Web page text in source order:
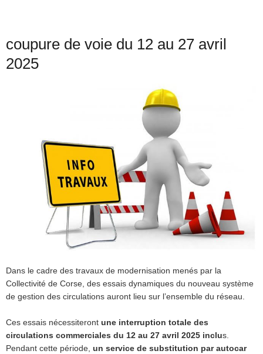
coupure de voie du 12 au 27 avril
2025
Dans le cadre des travaux de modernisation menés par la
Collectivité de Corse, des essais dynamiques du nouveau système
de gestion des circulations auront lieu sur l’ensemble du réseau.
Ces essais nécessiteront une interruption totale des
circulations commerciales du 12 au 27 avril 2025 inclus.
Pendant cette période, un service de substitution par autocar